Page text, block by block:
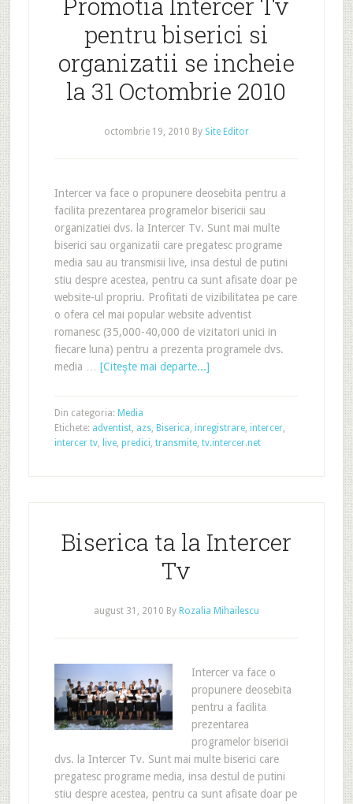
pentru biserici si
organizatii se incheie
la 31 Octombrie 2010
octombrie 19, 2010 By Site Editor
Intercer va face o propunere deosebita pentru a
facilita prezentarea programelor bisericii sau
organizatiei dvs. la Intercer Tv. Sunt mai multe
biserici sau organizatii care pregatesc programe
media sau au transmisii live, insa destul de putini
stiu despre acestea, pentru ca sunt afisate doar pe
website-ul propriu. Profitati de vizibilitatea pe care
o ofera cel mai popular website adventist
romanesc (35,000-40,000 de vizitatori unici in
fiecare luna) pentru a prezenta programele dvs.
media … [Citeşte mai departe...]
Din categoria: Media
Etichete: adventist, azs, Biserica, inregistrare, intercer,
intercer tv, live, predici, transmite, tv.intercer.net
Biserica ta la Intercer
Tv
august 31, 2010 By Rozalia Mihailescu
Intercer va face o
propunere deosebita
pentru a facilita
prezentarea
programelor bisericii
dvs. la Intercer Tv. Sunt mai multe biserici care
pregatesc programe media, insa destul de putini
stiu despre acestea, pentru ca sunt afisate doar pe